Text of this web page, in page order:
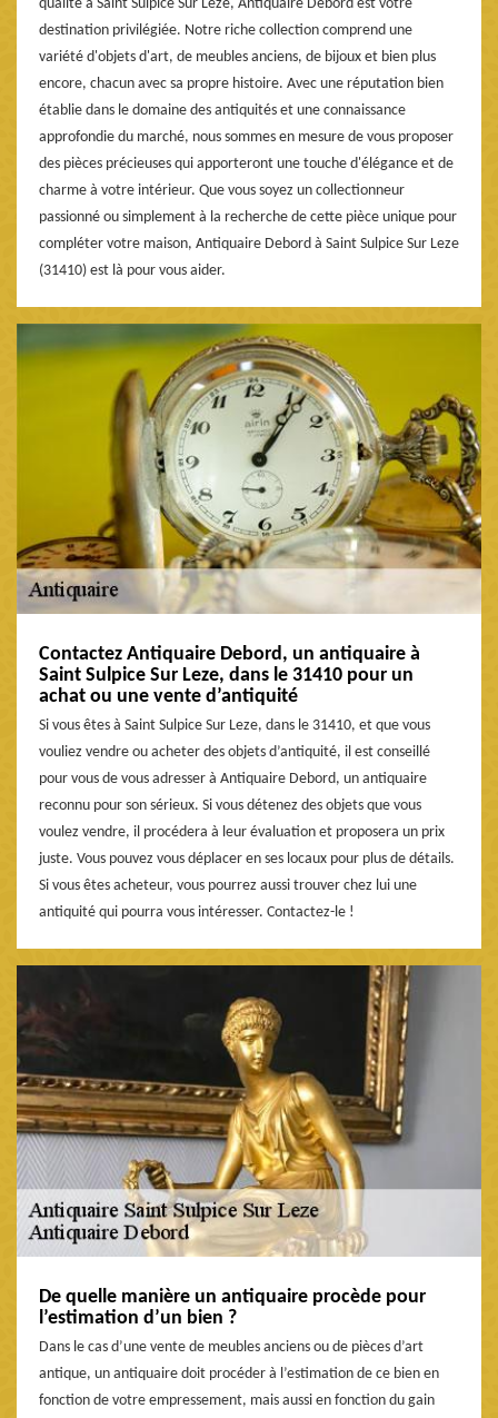
qualité à Saint Sulpice Sur Leze, Antiquaire Debord est votre
destination privilégiée. Notre riche collection comprend une
variété d'objets d'art, de meubles anciens, de bijoux et bien plus
encore, chacun avec sa propre histoire. Avec une réputation bien
établie dans le domaine des antiquités et une connaissance
approfondie du marché, nous sommes en mesure de vous proposer
des pièces précieuses qui apporteront une touche d'élégance et de
charme à votre intérieur. Que vous soyez un collectionneur
passionné ou simplement à la recherche de cette pièce unique pour
compléter votre maison, Antiquaire Debord à Saint Sulpice Sur Leze
(31410) est là pour vous aider.
Contactez Antiquaire Debord, un antiquaire à
Saint Sulpice Sur Leze, dans le 31410 pour un
achat ou une vente d’antiquité
Si vous êtes à Saint Sulpice Sur Leze, dans le 31410, et que vous
vouliez vendre ou acheter des objets d’antiquité, il est conseillé
pour vous de vous adresser à Antiquaire Debord, un antiquaire
reconnu pour son sérieux. Si vous détenez des objets que vous
voulez vendre, il procédera à leur évaluation et proposera un prix
juste. Vous pouvez vous déplacer en ses locaux pour plus de détails.
Si vous êtes acheteur, vous pourrez aussi trouver chez lui une
antiquité qui pourra vous intéresser. Contactez-le !
De quelle manière un antiquaire procède pour
l’estimation d’un bien ?
Dans le cas d’une vente de meubles anciens ou de pièces d’art
antique, un antiquaire doit procéder à l’estimation de ce bien en
fonction de votre empressement, mais aussi en fonction du gain